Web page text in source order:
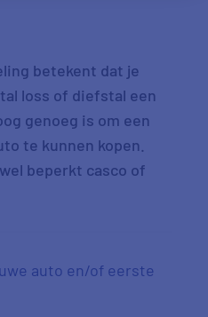
betekent dat je
loss of diefstal een
genoeg is om een
te kunnen kopen.
beperkt casco of
auto en/of eerste